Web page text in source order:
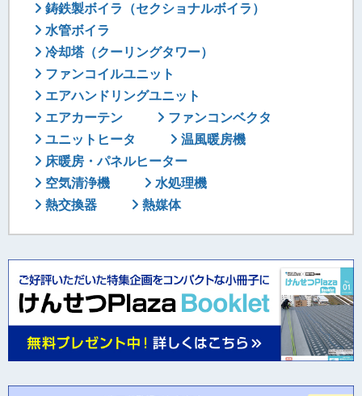
鋳鉄製ボイラ（セクショナルボイラ）
水管ボイラ
冷却塔（クーリングタワー）
ファンコイルユニット
エアハンドリングユニット
エアカーテン
ファンコンベクタ
ユニットヒータ
温風暖房機
床暖房・パネルヒーター
空気清浄機
水処理機
熱交換器
熱媒体